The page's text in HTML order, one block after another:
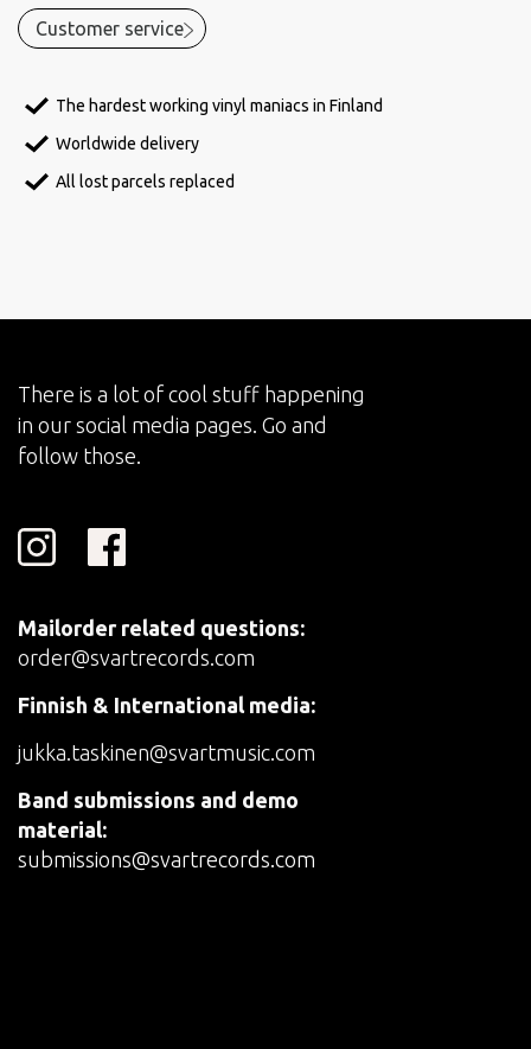
Customer service
The hardest working vinyl maniacs in Finland
Worldwide delivery
All lost parcels replaced
There is a lot of cool stuff happening
in our social media pages. Go and
follow those.
Mailorder related questions:
order@svartrecords.com
Finnish & International media:
jukka.taskinen@svartmusic.com
Band submissions and demo
material:
submissions@svartrecords.com